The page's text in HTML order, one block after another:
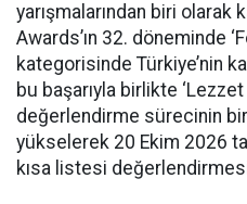
yarışmalarından biri olarak
Awards’ın 32. döneminde
kategorisinde Türkiye’nin
bu başarıyla birlikte
değerlendirme sürecinin
yükselerek 20 Ekim 2026
kısa listesi